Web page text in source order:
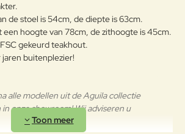
hebben van het ene product tot
het andere of tussen
componenten van hetzelfde
product. Bij plotselinge
bovendien scheuren ontstaan. Als
het geen onderhoudsbehandeling
krijgt met de periodieke toepassing
van gewone en specifieke op olie
de stoel is 54cm, de diepte is 63cm.
een hoogte van 78cm, de zithoogte is 45cm.
gekeurd teakhout.
buitenplezier!
alle modellen uit de Aguila collectie
in onze showroom! Wij adviseren u